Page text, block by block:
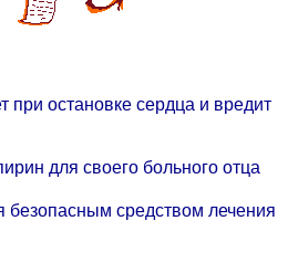
при остановке сердца и вредит
для своего больного отца
безопасным средством лечения